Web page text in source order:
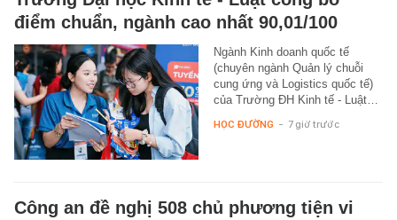
điểm chuẩn, ngành cao nhất 90,01/100
Ngành Kinh doanh quốc tế
(chuyên ngành Quản lý chuỗi
cung ứng và Logistics quốc tế)
của Trường ĐH Kinh tế - Luật…
HỌC ĐƯỜNG - 7 giờ trước
Công an đề nghị 508 chủ phương tiện vi